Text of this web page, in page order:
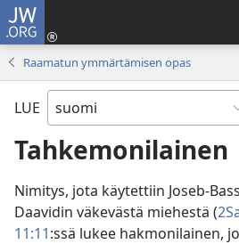
JW.ORG
Raamatun ymmärtämisen opas
LUE
Tahkemonilainen
Nimitys, jota käytettiin Joseb-
Daavidin väkevästä miehestä (
11:11:ssä lukee hakmonilainen,